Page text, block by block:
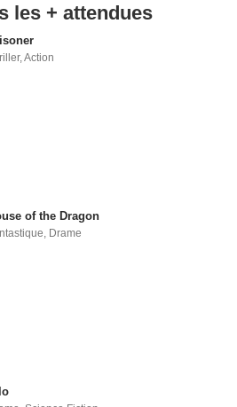
les + attendues
,Action
of the Dragon
, Drame